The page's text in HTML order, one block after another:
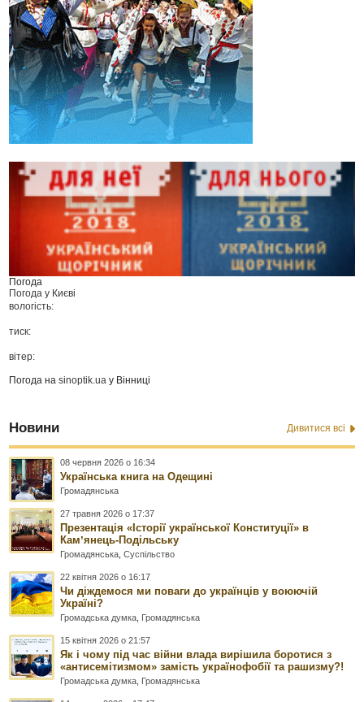
Погода
Погода у Києві
вологість:
тиск:
вітер:
Погода наsinoptik.ua у Вінниці
Новини Дивитися всі
08 червня 2026 о 16:34
Українська книга на Одещині
Громадянська
27 травня 2026 о 17:37
Презентація «Історії української Конституції» в
Камʼянець-Подільську
Громадянська ,Суспільство
22 квітня 2026 о 16:17
Чи діждемося ми поваги до українців у воюючій
Україні?
Громадська думка Громадянська
15 квітня 2026 о 21:57
Як і чому під час війни влада вирішила боротися з
«антисемітизмом» замість українофобії та рашизму?!
Громадська думка Громадянська